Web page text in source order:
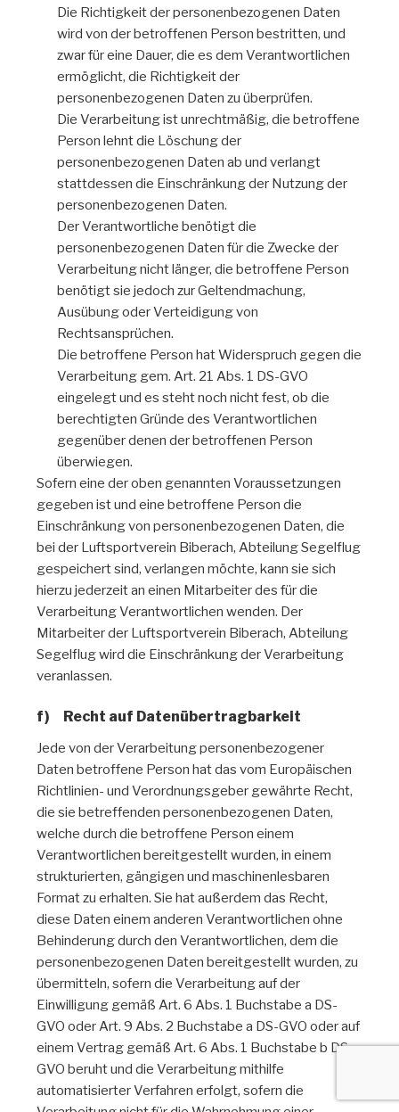
Die Richtigkeit der personenbezogenen Daten
wird von der betroffenen Person bestritten, und
zwar für eine Dauer, die es dem Verantwortlichen
ermöglicht, die Richtigkeit der
personenbezogenen Daten zu überprüfen.
Die Verarbeitung ist unrechtmäßig, die betroffene
Person lehnt die Löschung der
personenbezogenen Daten ab und verlangt
stattdessen die Einschränkung der Nutzung der
personenbezogenen Daten.
Der Verantwortliche benötigt die
personenbezogenen Daten für die Zwecke der
Verarbeitung nicht länger, die betroffene Person
benötigt sie jedoch zur Geltendmachung,
Ausübung oder Verteidigung von
Rechtsansprüchen.
Die betroffene Person hat Widerspruch gegen die
Verarbeitung gem. Art. 21 Abs. 1 DS-GVO
eingelegt und es steht noch nicht fest, ob die
berechtigten Gründe des Verantwortlichen
gegenüber denen der betroffenen Person
überwiegen.
Sofern eine der oben genannten Voraussetzungen
gegeben ist und eine betroffene Person die
Einschränkung von personenbezogenen Daten, die
bei der Luftsportverein Biberach, Abteilung Segelflug
gespeichert sind, verlangen möchte, kann sie sich
hierzu jederzeit an einen Mitarbeiter des für die
Verarbeitung Verantwortlichen wenden. Der
Mitarbeiter der Luftsportverein Biberach, Abteilung
Segelflug wird die Einschränkung der Verarbeitung
veranlassen.
f) Recht auf Datenübertragbarkeit
Jede von der Verarbeitung personenbezogener
Daten betroffene Person hat das vom Europäischen
Richtlinien- und Verordnungsgeber gewährte Recht,
die sie betreffenden personenbezogenen Daten,
welche durch die betroffene Person einem
Verantwortlichen bereitgestellt wurden, in einem
strukturierten, gängigen und maschinenlesbaren
Format zu erhalten. Sie hat außerdem das Recht,
diese Daten einem anderen Verantwortlichen ohne
Behinderung durch den Verantwortlichen, dem die
personenbezogenen Daten bereitgestellt wurden, zu
übermitteln, sofern die Verarbeitung auf der
Einwilligung gemäß Art. 6 Abs. 1 Buchstabe a DS-
GVO oder Art. 9 Abs. 2 Buchstabe a DS-GVO oder auf
einem Vertrag gemäß Art. 6 Abs. 1 Buchstabe b DS-
GVO beruht und die Verarbeitung mithilfe
automatisierter Verfahren erfolgt, sofern die